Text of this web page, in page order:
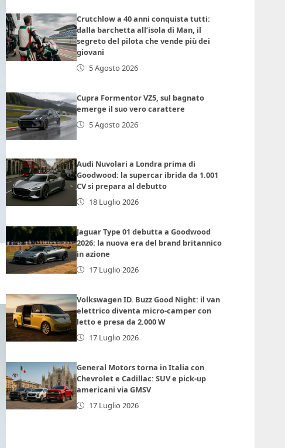
Crutchlow a 40 anni conquista tutti:
dalla barchetta all’isola di Man, il
segreto del pilota che vende più dei
giovani
5 Agosto 2026
Cupra Formentor VZ5, sul bagnato
emerge il suo vero carattere
5 Agosto 2026
Audi Nuvolari a Londra prima di
Goodwood: la supercar ibrida da 1.001
CV si prepara al debutto
18 Luglio 2026
Jaguar Type 01 debutta a Goodwood
2026: la nuova era del brand britannico
in azione
17 Luglio 2026
Volkswagen ID. Buzz Good Night: il van
elettrico diventa micro-camper con
letto e presa da 2.000 W
17 Luglio 2026
General Motors torna in Italia con
Chevrolet e Cadillac: SUV e pick-up
americani via GMSV
17 Luglio 2026